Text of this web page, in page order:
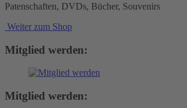
Patenschaften, DVDs, Bücher, Souvenirs
Weiter zum Shop
Mitglied werden:
Mitglied werden: